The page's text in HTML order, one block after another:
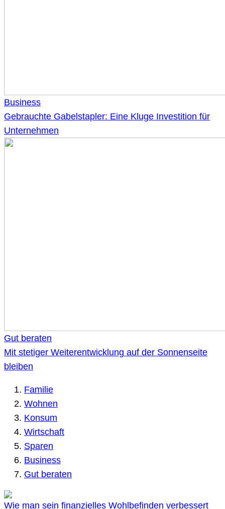
Business
Gebrauchte Gabelstapler: Eine Kluge Investition für
Unternehmen
Gut beraten
Mit stetiger Weiterentwicklung auf der Sonnenseite
bleiben
Familie
Wohnen
Konsum
Wirtschaft
Sparen
Business
Gut beraten
Wie man sein finanzielles Wohlbefinden verbessert